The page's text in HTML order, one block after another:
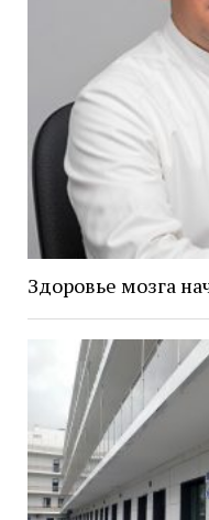
Здоровье мозга